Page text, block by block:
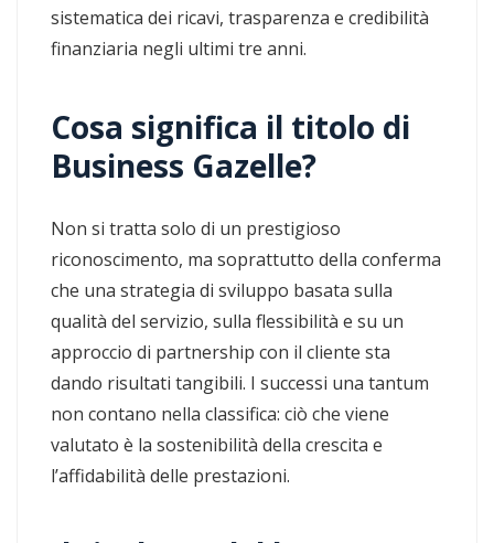
sistematica dei ricavi, trasparenza e credibilità
finanziaria negli ultimi tre anni.
Cosa significa il titolo di
Business Gazelle?
Non si tratta solo di un prestigioso
riconoscimento, ma soprattutto della conferma
che una strategia di sviluppo basata sulla
qualità del servizio, sulla flessibilità e su un
approccio di partnership con il cliente sta
dando risultati tangibili. I successi una tantum
non contano nella classifica: ciò che viene
valutato è la sostenibilità della crescita e
l’affidabilità delle prestazioni.